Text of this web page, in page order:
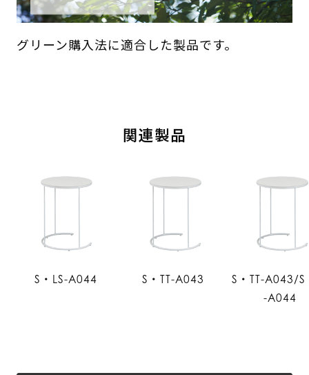
グリーン購入法に適合した製品です。
関連製品
S・LS-A044 S・TT-A043
S・TT-A043/S
-A044